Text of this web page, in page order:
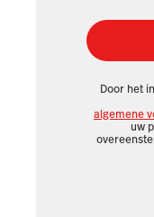
Door het
algemene
uw